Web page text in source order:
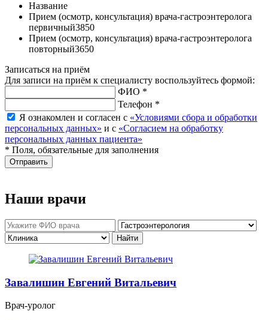
Название
Прием (осмотр, консультация) врача-гастроэнтеролога
первичный3850
Прием (осмотр, консультация) врача-гастроэнтеролога
повторный3650
Записаться на приём
Для записи на приём к специалисту воспользуйтесь формой:
ФИО *
Телефон *
Я ознакомлен и согласен с «Условиями сбора и обработки
персональных данных» и с «Согласием на обработку
персональных данных пациента»
* Поля, обязательные для заполнения
Отправить
Наши врачи
Завалишин Евгений Витальевич
Врач-уролог